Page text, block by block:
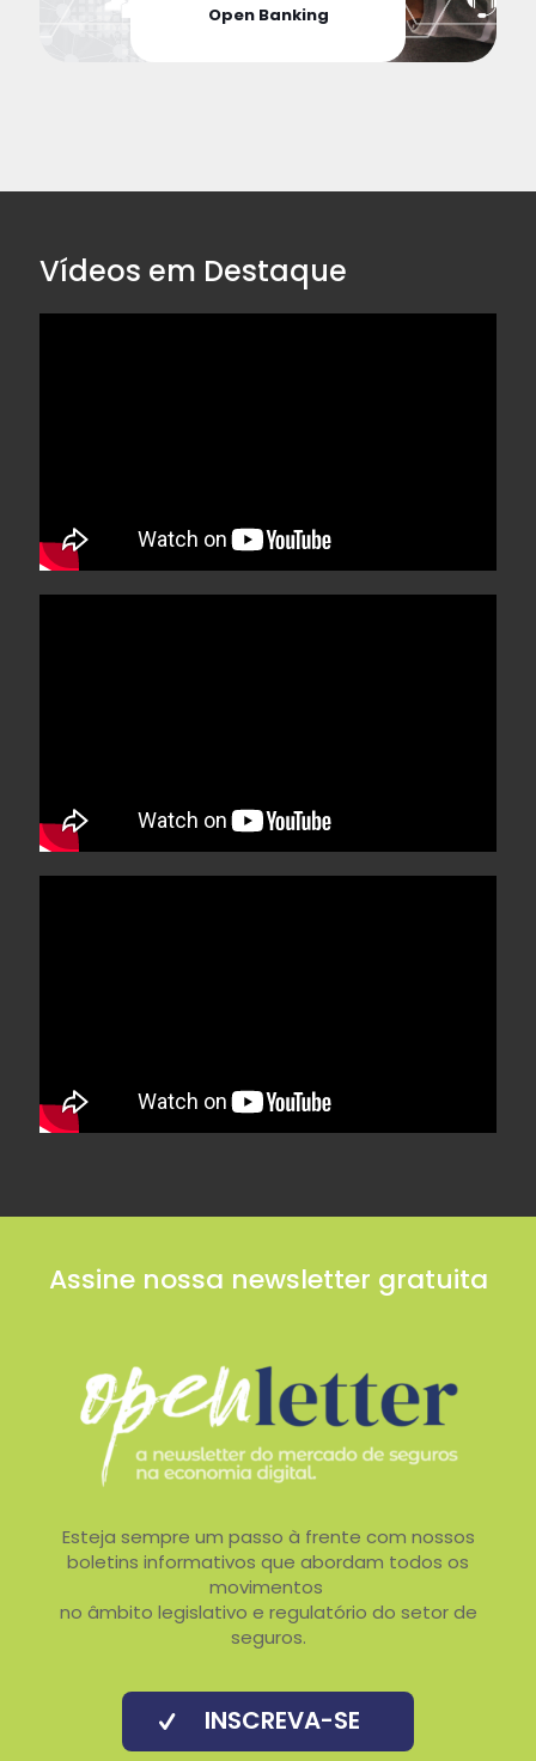
Open Banking
Vídeos em Destaque
Assine nossa newsletter gratuita
Esteja sempre um passo à frente com nossos
boletins informativos que abordam todos os
movimentos
no âmbito legislativo e regulatório do setor de
seguros.
INSCREVA-SE